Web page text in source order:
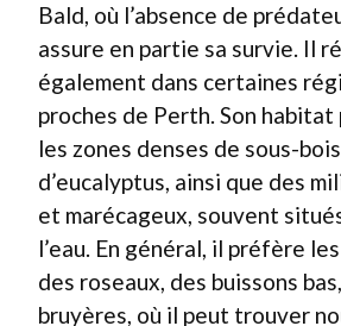
Bald, où l’absence de
assure en partie sa survie. Il
également dans certaines
proches de Perth. Son
les zones denses de sous-
d’eucalyptus, ainsi que des
et marécageux, souvent
l’eau. En général, il préfère
des roseaux, des buissons
bruyères, où il peut trouver